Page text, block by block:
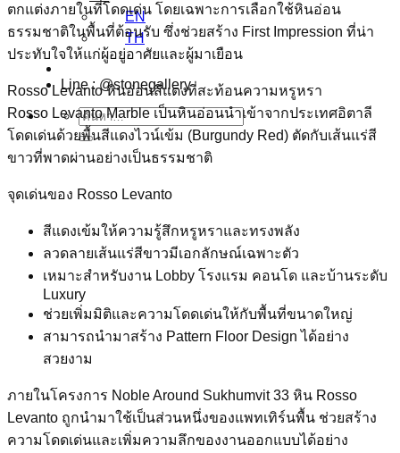
EN
TH
Line : @stonegallery
ค้นหา:
ตกแต่งภายในที่โดดเด่น โดยเฉพาะการเลือกใช้หินอ่อน
ธรรมชาติในพื้นที่ต้อนรับ ซึ่งช่วยสร้าง First Impression ที่น่า
ประทับใจให้แก่ผู้อยู่อาศัยและผู้มาเยือน
Rosso Levanto หินอ่อนสีแดงที่สะท้อนความหรูหรา
Rosso Levanto Marble เป็นหินอ่อนนำเข้าจากประเทศอิตาลี
โดดเด่นด้วยพื้นสีแดงไวน์เข้ม (Burgundy Red) ตัดกับเส้นแร่สี
ขาวที่พาดผ่านอย่างเป็นธรรมชาติ
จุดเด่นของ Rosso Levanto
สีแดงเข้มให้ความรู้สึกหรูหราและทรงพลัง
ลวดลายเส้นแร่สีขาวมีเอกลักษณ์เฉพาะตัว
เหมาะสำหรับงาน Lobby โรงแรม คอนโด และบ้านระดับ
Luxury
ช่วยเพิ่มมิติและความโดดเด่นให้กับพื้นที่ขนาดใหญ่
สามารถนำมาสร้าง Pattern Floor Design ได้อย่าง
สวยงาม
ภายในโครงการ Noble Around Sukhumvit 33 หิน Rosso
Levanto ถูกนำมาใช้เป็นส่วนหนึ่งของแพทเทิร์นพื้น ช่วยสร้าง
ความโดดเด่นและเพิ่มความลึกของงานออกแบบได้อย่าง